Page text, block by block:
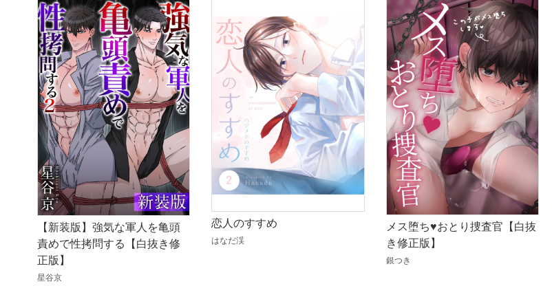
【新装版】強気な軍人を亀頭
責めで性拷問する【白抜き修
正版】
星谷京
恋人のすすめ
はなだ渓
メス堕ち♥おとり捜査官【白抜
き修正版】
銀つき